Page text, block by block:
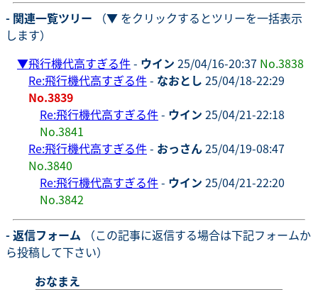
- 関連一覧ツリー （▼ をクリックするとツリーを一括表示
します）
▼飛行機代高すぎる件- ウイン 25/04/16-20:37 No.3838
Re:飛行機代高すぎる件- なおとし 25/04/18-22:29
No.3839
Re:飛行機代高すぎる件- ウイン 25/04/21-22:18
No.3841
Re:飛行機代高すぎる件- おっさん25/04/19-08:47
No.3840
Re:飛行機代高すぎる件- ウイン 25/04/21-22:20
No.3842
- 返信フォーム （この記事に返信する場合は下記フォームか
ら投稿して下さい）
おなまえ